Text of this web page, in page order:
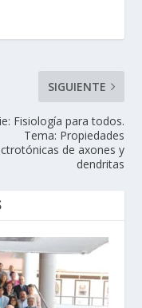
SIGUIENTE
Fisiología para todos.
Tema: Propiedades
de axones y
dendritas